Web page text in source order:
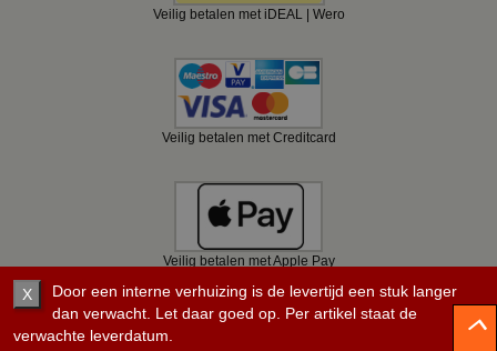
Veilig betalen met iDEAL | Wero
Veilig betalen met Creditcard
Veilig betalen met Apple Pay
X
Door een interne verhuizing is de levertijd een stuk langer
dan verwacht. Let daar goed op. Per artikel staat de
verwachte leverdatum.